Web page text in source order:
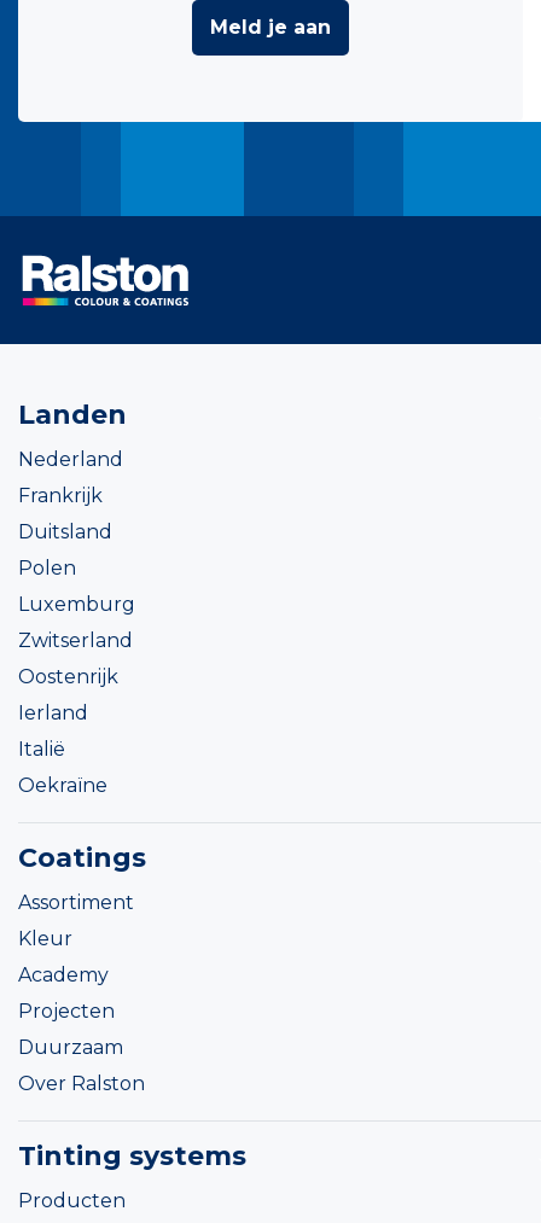
Meld je aan
Landen
Nederland
Frankrijk
Duitsland
Polen
Luxemburg
Zwitserland
Oostenrijk
Ierland
Italië
Oekraïne
Coatings
Assortiment
Kleur
Academy
Projecten
Duurzaam
Over Ralston
Tinting systems
Producten